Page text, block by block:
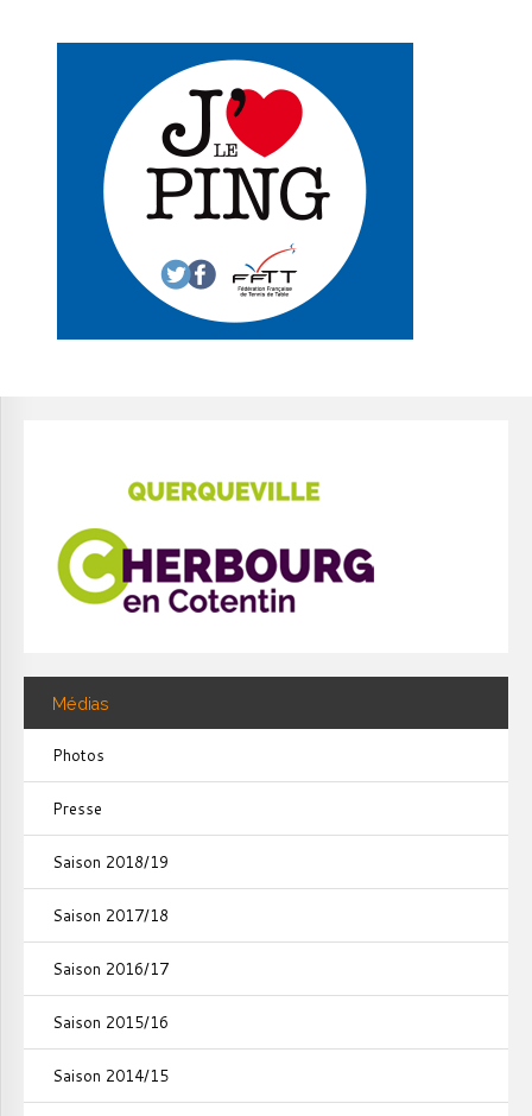
Médias
Photos
Presse
Saison 2018/19
Saison 2017/18
Saison 2016/17
Saison 2015/16
Saison 2014/15